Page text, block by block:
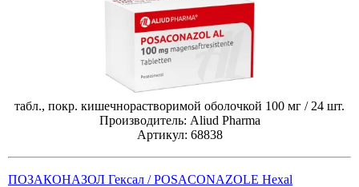
табл., покр. кишечнорастворимой оболочкой 100 мг / 24 шт.
Производитель: Aliud Pharma
Артикул: 68838
ПОЗАКОНАЗОЛ Гексал / POSACONAZOLE Hexal